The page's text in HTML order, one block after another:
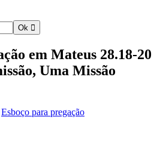
em Mateus 28.18-20
Uma Missão
Esboço para pregação